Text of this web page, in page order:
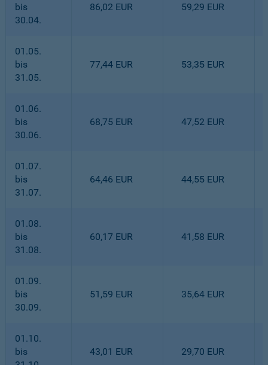
bis
30.04.
86,02 EUR 59,29 EUR
01.05.
bis
31.05.
77,44 EUR 53,35 EUR
01.06.
bis
30.06.
68,75 EUR 47,52 EUR
01.07.
bis
31.07.
64,46 EUR 44,55 EUR
01.08.
bis
31.08.
60,17 EUR 41,58 EUR
01.09.
bis
30.09.
51,59 EUR 35,64 EUR
01.10.
bis
43,01 EUR 29,70 EUR